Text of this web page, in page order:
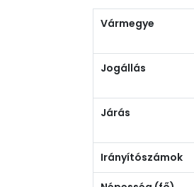
Vármegye
Jogállás
Járás
Irányítószámok